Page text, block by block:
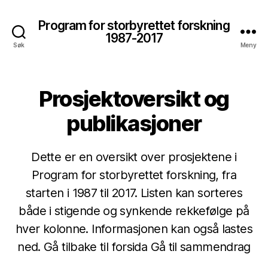
Søk
Program for storbyrettet forskning
1987-2017
Meny
Prosjektoversikt og
publikasjoner
Dette er en oversikt over prosjektene i
Program for storbyrettet forskning, fra
starten i 1987 til 2017. Listen kan sorteres
både i stigende og synkende rekkefølge på
hver kolonne. Informasjonen kan også lastes
ned. Gå tilbake til forsida Gå til sammendrag